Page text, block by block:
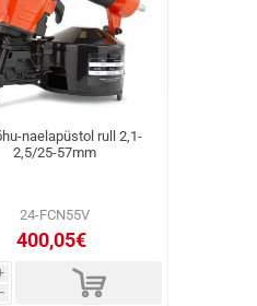
naelapüstol rull 2,1-
2,5/25-57mm
24-FCN55V
400,05€
d